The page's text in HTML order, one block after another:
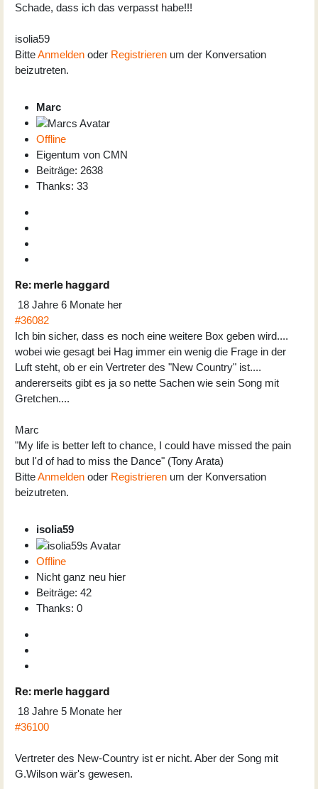
Schade, dass ich das verpasst habe!!!
isolia59
BitteAnmelden oder Registrieren um der Konversation
beizutreten.
Marc
Offline
Eigentum von CMN
Beiträge: 2638
Thanks: 33
Re: merle haggard
18 Jahre 6 Monate her
#36082
Ich bin sicher, dass es noch eine weitere Box geben wird....
wobei wie gesagt bei Hag immer ein wenig die Frage in der
Luft steht, ob er ein Vertreter des "New Country" ist....
andererseits gibt es ja so nette Sachen wie sein Song mit
Gretchen....
Marc
"My life is better left to chance, I could have missed the pain
but I'd of had to miss the Dance" (Tony Arata)
BitteAnmelden oder Registrieren um der Konversation
beizutreten.
isolia59
Offline
Nicht ganz neu hier
Beiträge: 42
Thanks: 0
Re: merle haggard
18 Jahre 5 Monate her
#36100
Vertreter des New-Country ist er nicht. Aber der Song mit
G.Wilson wär's gewesen.